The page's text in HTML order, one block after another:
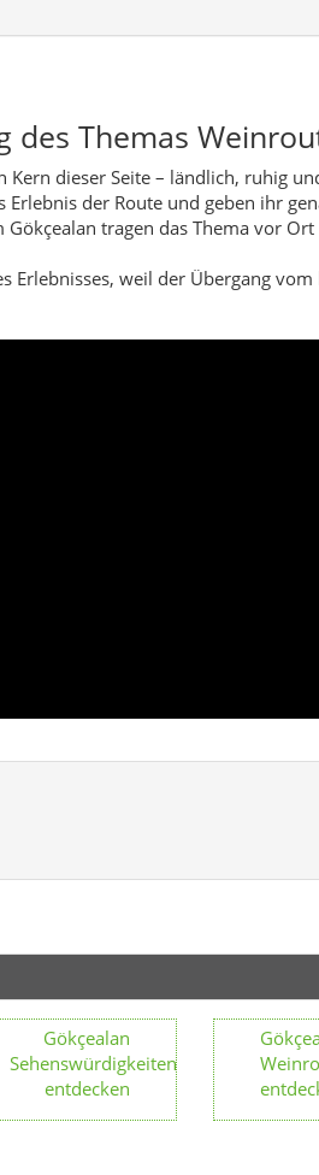
des Themas
dieser Seite – ländlich, ruhig
Erlebnis der Route und geben ihr
Gökçealan tragen das Thema vor
Erlebnisses, weil der Übergang
Gökçealan
Sehenswürdigkeiten
entdecken